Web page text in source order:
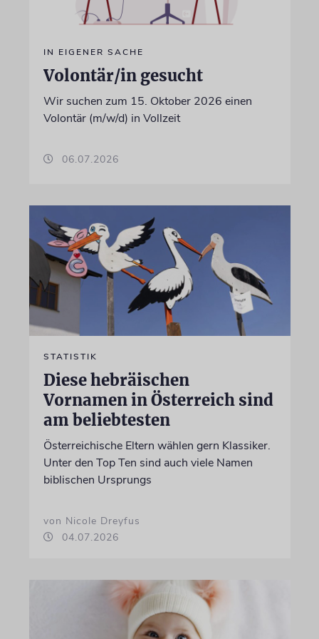
IN EIGENER SACHE
Volontär/in gesucht
Wir suchen zum 15. Oktober 2026 einen
Volontär (m/w/d) in Vollzeit
06.07.2026
STATISTIK
Diese hebräischen
Vornamen in Österreich sind
am beliebtesten
Österreichische Eltern wählen gern Klassiker.
Unter den Top Ten sind auch viele Namen
biblischen Ursprungs
von Nicole Dreyfus
04.07.2026